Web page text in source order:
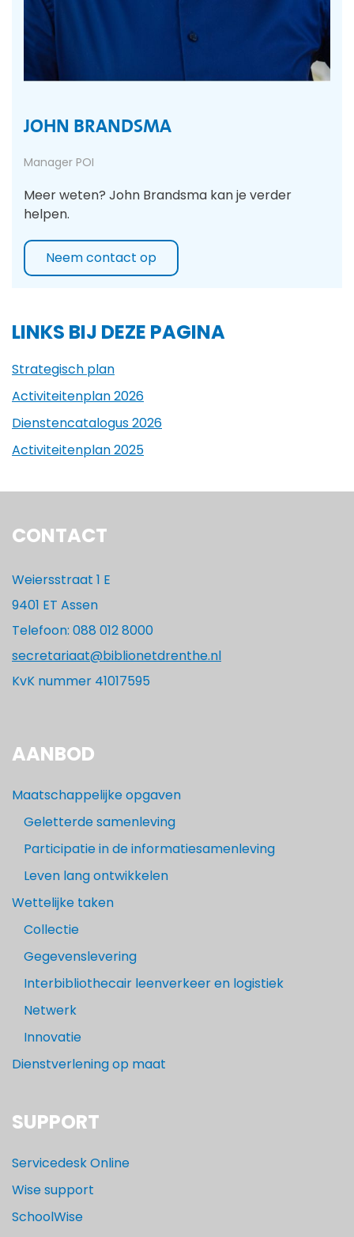
JOHN BRANDSMA
Manager POI
Meer weten? John Brandsma kan je verder
helpen.
Neem contact op
LINKS BIJ DEZE PAGINA
Strategisch plan
Activiteitenplan 2026
Dienstencatalogus 2026
Activiteitenplan 2025
CONTACT
Weiersstraat 1 E
9401 ET Assen
Telefoon: 088 012 8000
secretariaat@biblionetdrenthe.nl
KvK nummer 41017595
AANBOD
Maatschappelijke opgaven
Geletterde samenleving
Participatie in de informatiesamenleving
Leven lang ontwikkelen
Wettelijke taken
Collectie
Gegevenslevering
Interbibliothecair leenverkeer en logistiek
Netwerk
Innovatie
Dienstverlening op maat
SUPPORT
Servicedesk Online
Wise support
SchoolWise